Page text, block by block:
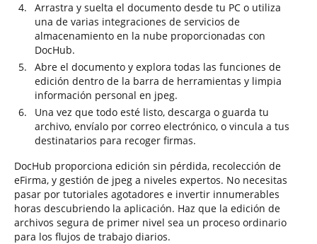
Arrastra y suelta el documento desde tu PC o utiliza
una de varias integraciones de servicios de
almacenamiento en la nube proporcionadas con
DocHub.
Abre el documento y explora todas las funciones de
edición dentro de la barra de herramientas y limpia
información personal en jpeg.
Una vez que todo esté listo, descarga o guarda tu
archivo, envíalo por correo electrónico, o vincula a tus
destinatarios para recoger firmas.
DocHub proporciona edición sin pérdida, recolección de
eFirma, y gestión de jpeg a niveles expertos. No necesitas
pasar por tutoriales agotadores e invertir innumerables
horas descubriendo la aplicación. Haz que la edición de
archivos segura de primer nivel sea un proceso ordinario
para los flujos de trabajo diarios.